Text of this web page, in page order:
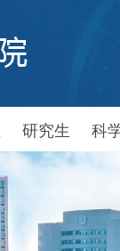
研究生 科